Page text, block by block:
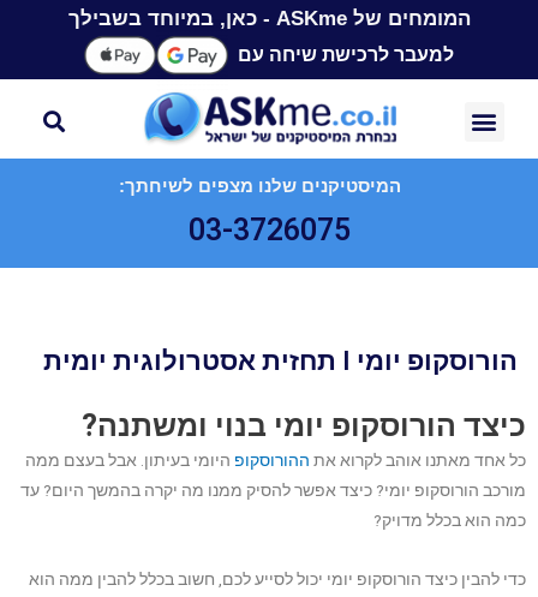
המומחים של ASKme - כאן, במיוחד בשבילך
למעבר לרכישת שיחה עם
המיסטיקנים שלנו מצפים לשיחתך:
03-3726075
הורוסקופ יומי I תחזית אסטרולוגית יומית
כיצד הורוסקופ יומי בנוי ומשתנה?
כל אחד מאתנו אוהב לקרוא את ההורוסקופ היומי בעיתון. אבל בעצם ממה
מורכב הורוסקופ יומי? כיצד אפשר להסיק ממנו מה יקרה בהמשך היום? עד
כמה הוא בכלל מדויק?
כדי להבין כיצד הורוסקופ יומי יכול לסייע לכם, חשוב בכלל להבין ממה הוא